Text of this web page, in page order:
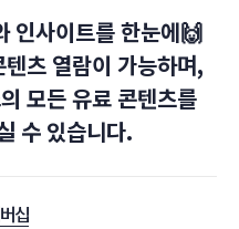
인사이트를 한눈에🙌
츠 열람이 가능하며,
모든 유료 콘텐츠를
수 있습니다.
십